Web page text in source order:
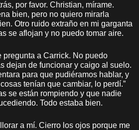
por favor. Christian, mírame.
bien, pero no quiero mirarla
Otro ruido extraño en mi garganta
se aflojan y no puedo tomar aire.
pregunta a Carrick. No puedo
dejan de funcionar y caigo al suelo.
para que pudiéramos hablar, y
tenían que cambiar, lo perdí.”
se están rompiendo y que nadie
Todo estaba bien.
a mí. Cierro los ojos porque me